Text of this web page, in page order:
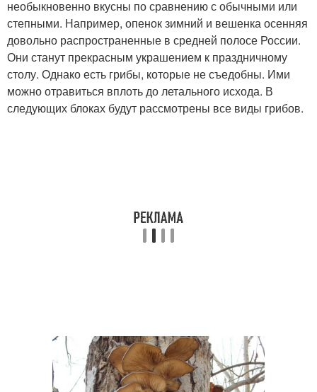
необыкновенно вкусны по сравнению с обычными или
степными. Например, опенок зимний и вешенка осенняя
довольно распространенные в средней полосе России.
Они станут прекрасным украшением к праздничному
столу. Однако есть грибы, которые не съедобны. Ими
можно отравиться вплоть до летального исхода. В
следующих блоках будут рассмотрены все виды грибов.